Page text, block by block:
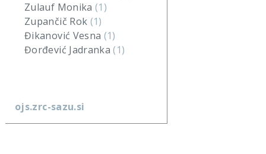
Zulauf Monika(1)
Zupančič Rok (1)
Đikanović Vesna (1)
Đorđević Jadranka(1)
ojs.zrc-sazu.si